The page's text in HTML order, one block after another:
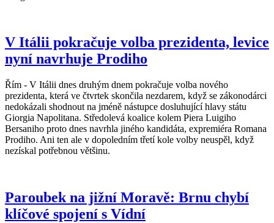
V Itálii pokračuje volba prezidenta, levice
nyní navrhuje Prodiho
Řím - V Itálii dnes druhým dnem pokračuje volba nového
prezidenta, která ve čtvrtek skončila nezdarem, když se zákonodárci
nedokázali shodnout na jméně nástupce dosluhující hlavy státu
Giorgia Napolitana. Středolevá koalice kolem Piera Luigiho
Bersaniho proto dnes navrhla jiného kandidáta, expremiéra Romana
Prodiho. Ani ten ale v dopoledním třetí kole volby neuspěl, když
nezískal potřebnou většinu.
Paroubek na jižní Moravě: Brnu chybí
klíčové spojení s Vídní